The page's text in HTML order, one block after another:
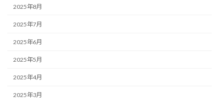
2025年8月
2025年7月
2025年6月
2025年5月
2025年4月
2025年3月